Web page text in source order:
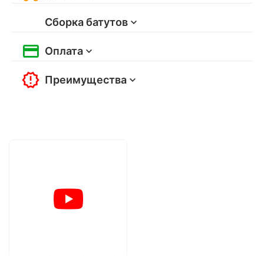
Сборка батутов
Оплата
Преимущества